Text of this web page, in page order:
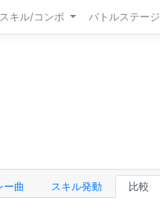
スキル/コンボ バトルステージ
ー曲 スキル発動 比較